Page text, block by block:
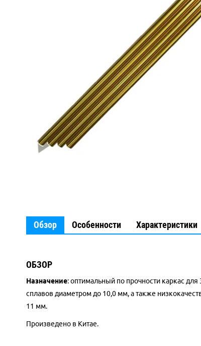
Обзор Особенности Характеристики
ОБЗОР
Назначение: оптимальный по прочности каркас
сплавов диаметром до 10,0 мм, а также
11 мм.
Произведено в Китае.